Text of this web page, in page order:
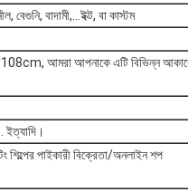
বেগুনি, বাদামী,...ইক্ট, বা কাস্টম
আমরা আপনাকে এটি বিভিন্ন
ইত্যাদি।
শিল্পের পাইকারী বিক্রেতা/অনলাইন শপ